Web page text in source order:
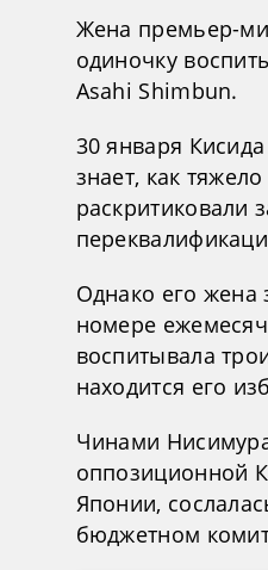
Жена премьер-
одиночку
Asahi Shimbun.
30 января
знает, как
раскритиковали
Однако его жена
номере
воспитывала
находится его
Чинами
оппозиционной
Японии,
бюджетном